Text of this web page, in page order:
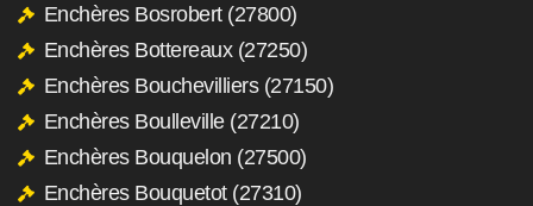
Enchères Bosrobert (27800)
Enchères Bottereaux (27250)
Enchères Bouchevilliers (27150)
Enchères Boulleville (27210)
Enchères Bouquelon (27500)
Enchères Bouquetot (27310)